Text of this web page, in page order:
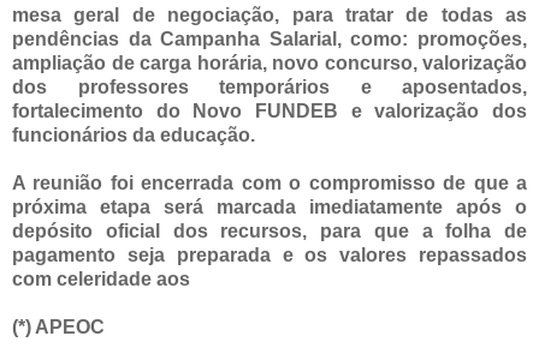
mesa geral de negociação, para tratar de todas as
pendências da Campanha Salarial, como: promoções,
ampliação de carga horária, novo concurso, valorização
dos professores temporários e aposentados,
fortalecimento do Novo FUNDEB e valorização dos
funcionários da educação.
A reunião foi encerrada com o compromisso de que a
próxima etapa será marcada imediatamente após o
depósito oficial dos recursos, para que a folha de
pagamento seja preparada e os valores repassados
com celeridade aos
(*) APEOC